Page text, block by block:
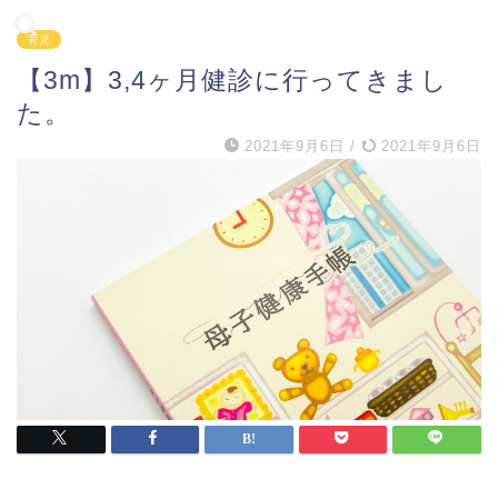
育児
【3m】3,4ヶ月健診に行ってきまし
た。
2021年9月6日 / 2021年9月6日